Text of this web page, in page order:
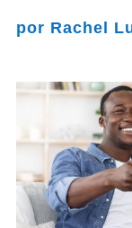
por Rachel